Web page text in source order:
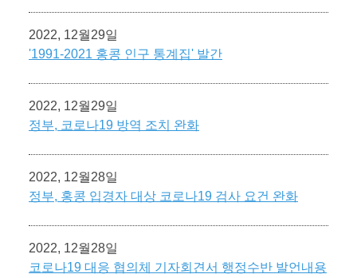
2022, 12월29일
'1991-2021 홍콩 인구 통계집' 발간
2022, 12월29일
정부, 코로나19 방역 조치 완화
2022, 12월28일
정부, 홍콩 입경자 대상 코로나19 검사 요건 완화
2022, 12월28일
코로나19 대응 협의체 기자회견서 행정수반 발언내용